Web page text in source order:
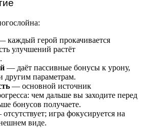
каждый герой прокачивается
улучшений растёт
— даёт пассивные бонусы к урону,
другим параметрам.
— основной источник
чем дальше вы заходите перед
бонусов получаете.
игра фокусируется на
виде.